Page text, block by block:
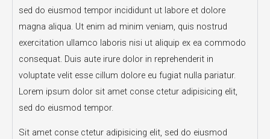
sed do eiusmod tempor incididunt ut labore et dolore
magna aliqua. Ut enim ad minim veniam, quis nostrud
exercitation ullamco laboris nisi ut aliquip ex ea commodo
consequat. Duis aute irure dolor in reprehenderit in
voluptate velit esse cillum dolore eu fugiat nulla pariatur.
Lorem ipsum dolor sit amet conse ctetur adipisicing elit,
sed do eiusmod tempor.
Sit amet conse ctetur adipisicing elit, sed do eiusmod